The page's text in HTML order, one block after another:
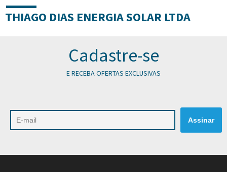
THIAGO DIAS ENERGIA SOLAR LTDA
Cadastre-se
E RECEBA OFERTAS EXCLUSIVAS